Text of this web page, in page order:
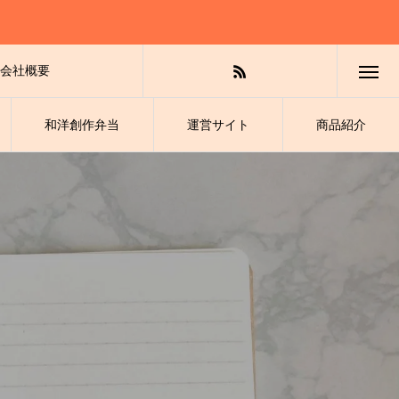
和洋創作弁当 運営サイト 商品紹介
会社概要